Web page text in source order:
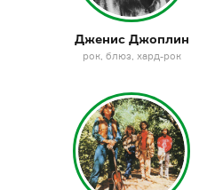
Дженис Джоплин
рок блюз хард-рок